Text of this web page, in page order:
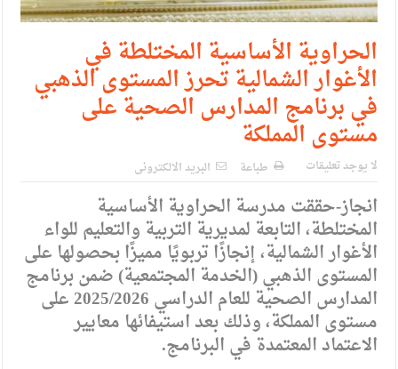
الحراوية الأساسية المختلطة في
الأغوار الشمالية تحرز المستوى الذهبي
في برنامج المدارس الصحية على
مستوى المملكة
لا يوجد تعليقات طباعة البريد الالكترونى
انجاز-حققت مدرسة الحراوية الأساسية
المختلطة، التابعة لمديرية التربية والتعليم للواء
الأغوار الشمالية، إنجازًا تربويًا مميزًا بحصولها على
المستوى الذهبي (الخدمة المجتمعية) ضمن برنامج
المدارس الصحية للعام الدراسي 2025/2026 على
مستوى المملكة، وذلك بعد استيفائها معايير
الاعتماد المعتمدة في البرنامج.